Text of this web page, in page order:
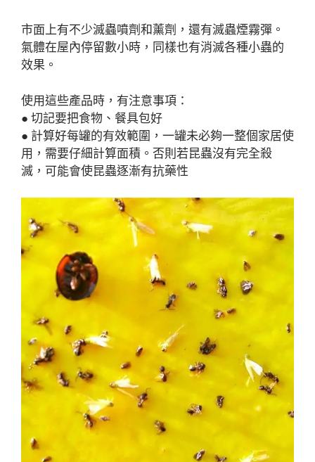
市面上有不少滅蟲噴劑和薰劑，還有滅蟲煙霧彈。
氣體在屋內停留數小時，同樣也有消滅各種小蟲的
效果。
使用這些產品時，有注意事項：
● 切記要把食物、餐具包好
● 計算好每罐的有效範圍，一罐未必夠一整個家居使
用，需要仔細計算面積。否則若昆蟲沒有完全殺
滅，可能會使昆蟲逐漸有抗藥性